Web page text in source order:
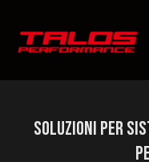
Soluzioni per